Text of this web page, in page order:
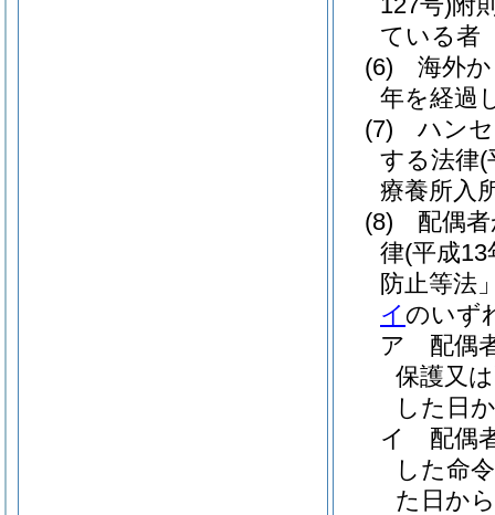
ている者
(6)
海外
年を経過
(7)
ハン
する法律(
療養所入
(8)
配偶
律(平成
防止等法
イ のいず
ア
配偶
保護又
した日
イ
配偶
した命
た日か